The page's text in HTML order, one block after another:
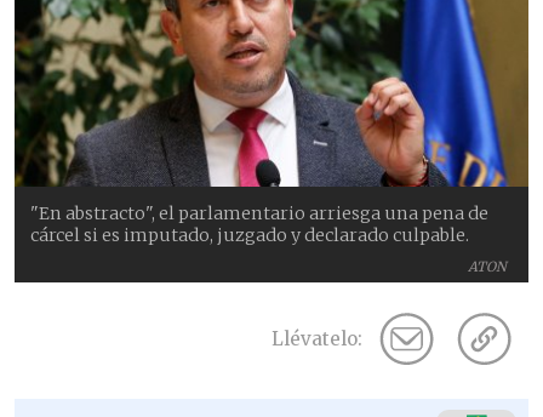
ATON
"En abstracto", el parlamentario arriesga una pena de
cárcel si es imputado, juzgado y declarado culpable.
Llévatelo: